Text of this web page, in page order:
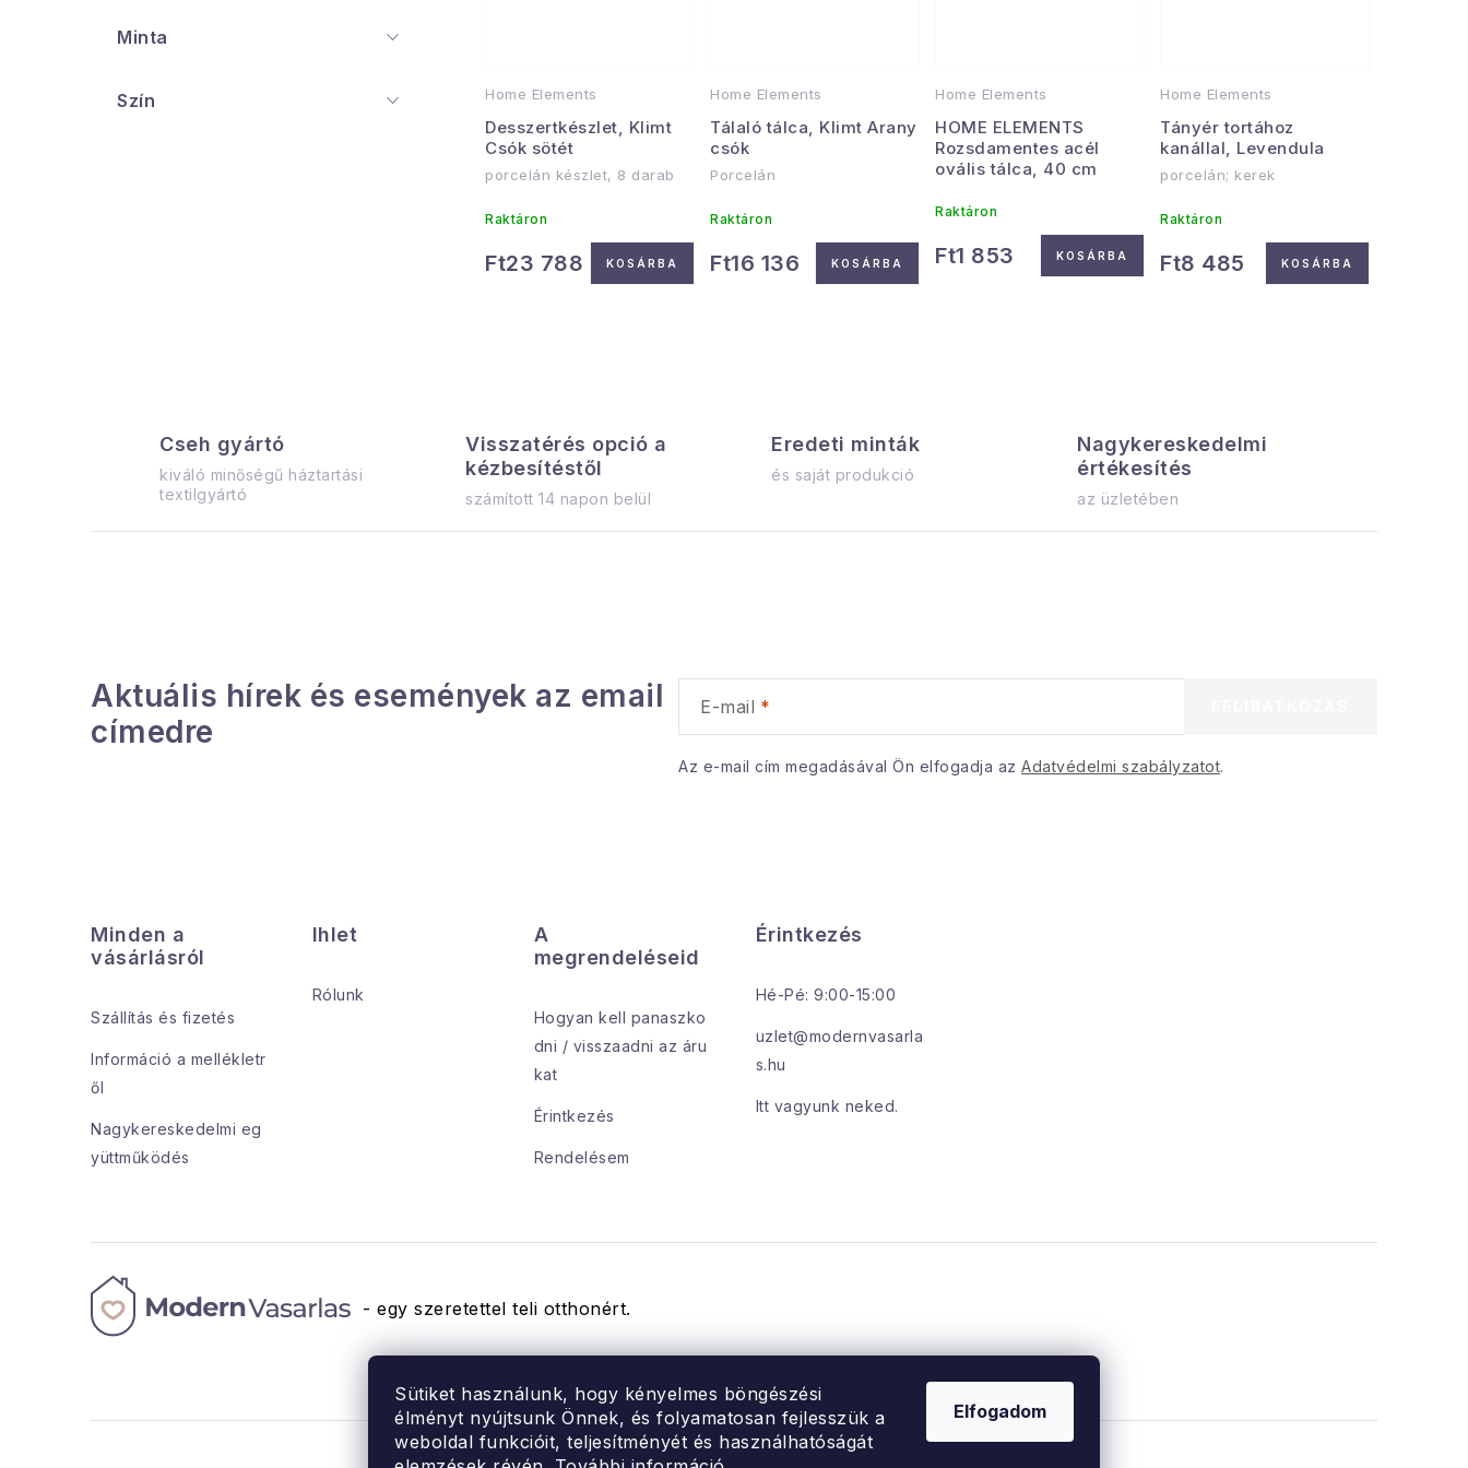
Sütiket használunk, hogy kényelmes böngészési
élményt nyújtsunk Önnek, és folyamatosan fejlesszük a
weboldal funkcióit, teljesítményét és használhatóságát
Elfogadom
Minta
Szín
a
Home Elements
Desszertkészlet, Klimt
Csók sötét
porcelán készlet, 8 darab
Raktáron
Ft23 788 KOSÁRBA
Home Elements
Tálaló tálca, Klimt Arany
csók
Porcelán
Raktáron
Ft16 136 KOSÁRBA
Home Elements
HOME ELEMENTS
Rozsdamentes acél
ovális tálca, 40 cm
Raktáron
Ft1 853 KOSÁRBA
Home Elements
Tányér tortához
kanállal, Levendula
porcelán; kerek
Raktáron
Ft8 485 KOSÁRBA
s
t
a
y
Cseh gyártó
kiváló minőségű háztartási
textilgyártó
Visszatérés opció a
kézbesítéstől
számított 14 napon belül
Eredeti minták
és saját produkció
Nagykereskedelmi
értékesítés
az üzletében
Aktuális hírek és események az email
címedre
E-mail
Az e-mail cím megadásával Ön elfogadja az Adatvédelmi szabályzatot.
Minden a
vásárlásról
Szállítás és fizetés
Információ a mellékletr
ől
Nagykereskedelmi eg
yüttműködés
Ihlet
Rólunk
A
megrendeléseid
Hogyan kell panaszko
dni / visszaadni az áru
kat
Érintkezés
Rendelésem
Érintkezés
Hé-Pé: 9:00-15:00
uzlet@modernvasarla
s.hu
Itt vagyunk neked.
- egy szeretettel teli otthonért.